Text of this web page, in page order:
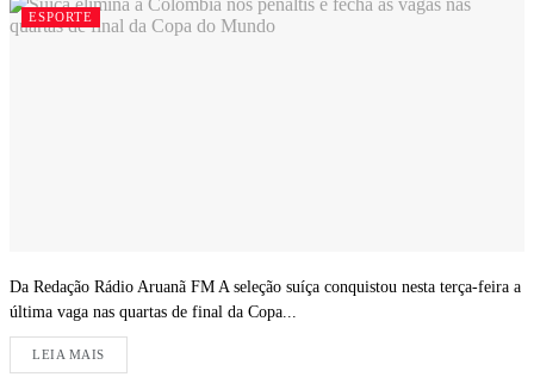
ESPORTE
Da Redação Rádio Aruanã FM A seleção suíça conquistou nesta terça-feira a
última vaga nas quartas de final da Copa...
LEIA MAIS